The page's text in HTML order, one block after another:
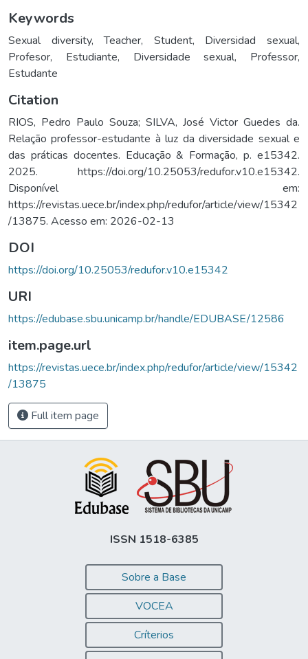
Keywords
Sexual diversity,Teacher, Student, Diversidad sexual,
Profesor, Estudiante, Diversidade sexual, Professor,
Estudante
Citation
RIOS, Pedro Paulo Souza; SILVA, José Victor Guedes da.
Relação professor-estudante à luz da diversidade sexual e
das práticas docentes. Educação & Formação, p. e15342.
2025. https://doi.org/10.25053/redufor.v10.e15342.
Disponível em:
https://revistas.uece.br/index.php/redufor/article/view/15342
/13875. Acesso em: 2026-02-13
DOI
https://doi.org/10.25053/redufor.v10.e15342
URI
https://edubase.sbu.unicamp.br/handle/EDUBASE/12586
item.page.url
https://revistas.uece.br/index.php/redufor/article/view/15342
/13875
Full item page
ISSN 1518-6385
Sobre a Base
VOCEA
Críterios